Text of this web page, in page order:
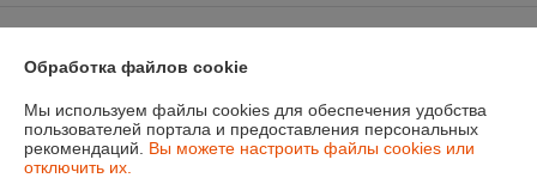
График работы
Политика обработки cookies
Обработка файлов cookie
Мы используем файлы cookies для обеспечения удобства
пользователей портала и предоставления персональных
рекомендаций. Вы можете настроить файлы cookies или
отключить их.